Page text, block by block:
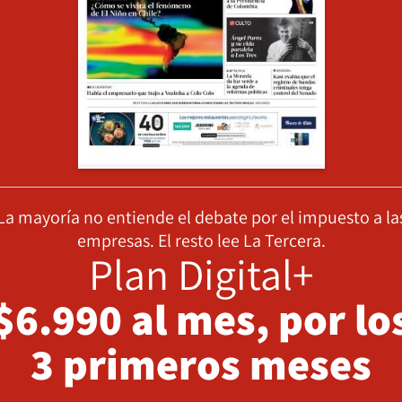
mayoría no entiende el debate por el impuesto a
empresas. El resto lee La Tercera.
Plan Digital+
al mes, por
3 primeros meses